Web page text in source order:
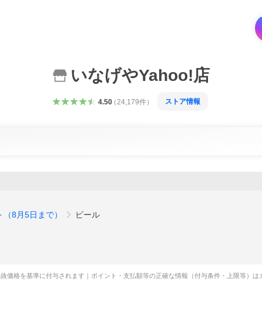
いなげやYahoo!店
4.50（ 24,179件） ストア情報
（8月5日まで） ビール
抜価格を基準に付与されます｜ポイント・支払額等の正確な情報（付与条件・上限等）